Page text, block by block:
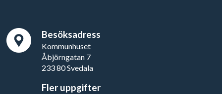
Besöksadress
Kommunhuset
Åbjörngatan 7
233 80 Svedala
Fler uppgifter